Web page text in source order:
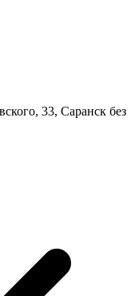
33, Саранск без